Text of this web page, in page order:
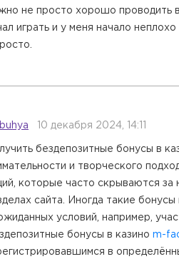
не просто хорошо проводить
играть и у меня начало
10 декабря 2024, 14:11
бездепозитные бонусы в
и творческого
которые часто скрываются
сайта. Иногда такие
условий, например,
бонусы в казино m-
в